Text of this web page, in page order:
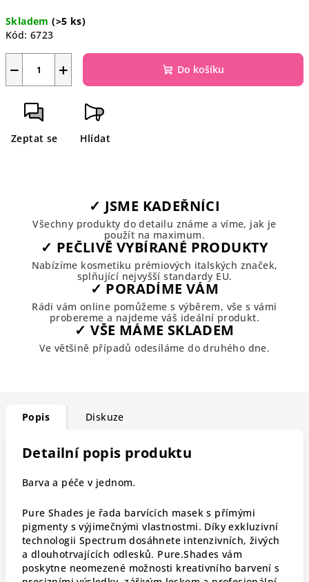
cena:
Skladem(>5 ks)
Kód: 6723
+
− Do košíku
Zeptat se Hlídat
✓ JSME KADEŘNÍCI
Všechny produkty do detailu známe a víme, jak je
použít na maximum.
✓ PEČLIVĚ VYBÍRANÉ PRODUKTY
Nabízíme kosmetiku prémiových italských značek,
splňující nejvyšší standardy EU.
✓ PORADÍME VÁM
Rádi vám online pomůžeme s výběrem, vše s vámi
probereme a najdeme váš ideální produkt.
✓ VŠE MÁME SKLADEM
Ve většině případů odesíláme do druhého dne.
Popis Diskuze
Detailní popis produktu
Barva a péče v jednom.
Pure Shades je řada barvících masek s přímými
pigmenty s výjimečnými vlastnostmi. Díky exkluzivní
technologii Spectrum dosáhnete intenzivních, živých
a dlouhotrvajících odlesků. Pure.Shades vám
poskytne neomezené možnosti kreativního barvení s